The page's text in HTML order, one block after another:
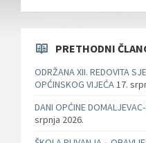
PRETHODNI
ODRŽANA XII. REDOVITA
OPĆINSKOG VIJEĆA17.
DANI OPĆINE
srpnja 2026.